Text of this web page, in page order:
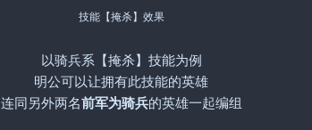
技能【掩杀】效果
以骑兵系【掩杀】技能为例
明公可以让拥有此技能的英雄
连同另外两名前军为骑兵的英雄一起编组